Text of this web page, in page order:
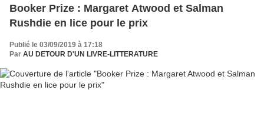
Booker Prize : Margaret Atwood et Salman
Rushdie en lice pour le prix
Publié le 03/09/2019 à 17:18
Par AU DETOUR D'UN LIVRE-LITTERATURE